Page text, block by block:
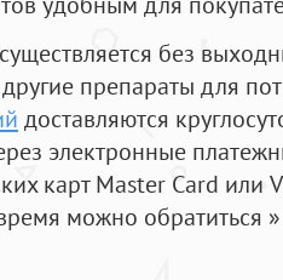
без
препараты для
доставляются
электронные
карт Master Card или
можно обратиться